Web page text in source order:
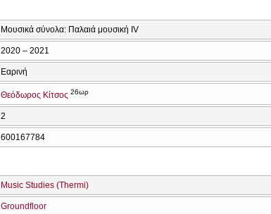
Μουσικά σύνολα: Παλαιά μουσική IV
2020 – 2021
Εαρινή
Θεόδωρος Κίτσος 26ωρ
2
600167784
Music Studies (Thermi)
Groundfloor